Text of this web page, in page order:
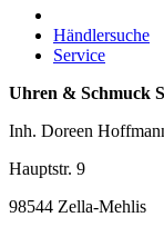
Händlersuche
Service
Uhren & Schmuck
Inh. Doreen
Hauptstr. 9
98544 Zella-Mehlis